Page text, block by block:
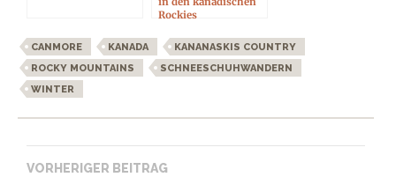
Rockies
CANMORE KANADA
KANANASKIS COUNTRY
ROCKY MOUNTAINS
SCHNEESCHUHWANDERN
WINTER
Beitragsnavigation
VORHERIGER BEITRAG